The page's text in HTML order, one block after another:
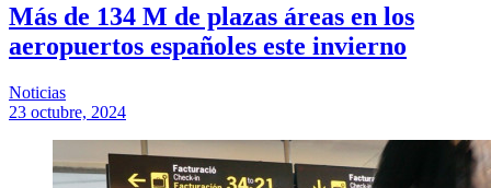
Más de 134 M de plazas áreas en los
aeropuertos españoles este invierno
Noticias
23 octubre, 2024